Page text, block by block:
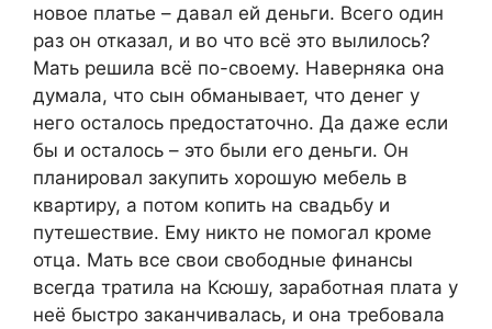
новое платье – давал ей деньги. Всего один
раз он отказал, и во что всё это вылилось?
Мать решила всё по-своему. Наверняка она
думала, что сын обманывает, что денег у
него осталось предостаточно. Да даже если
бы и осталось – это были его деньги. Он
планировал закупить хорошую мебель в
квартиру, а потом копить на свадьбу и
путешествие. Ему никто не помогал кроме
отца. Мать все свои свободные финансы
всегда тратила на Ксюшу, заработная плата у
неё быстро заканчивалась, и она требовала